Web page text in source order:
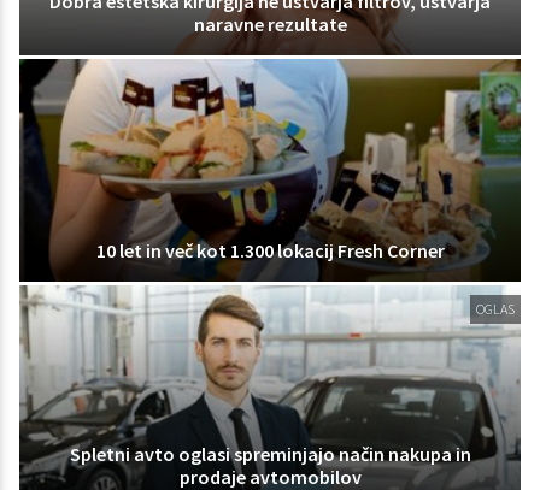
naravne rezultate
10 let in več kot 1.300 lokacij Fresh Corner
OGLAS
Spletni avto oglasi spreminjajo način nakupa in
prodaje avtomobilov